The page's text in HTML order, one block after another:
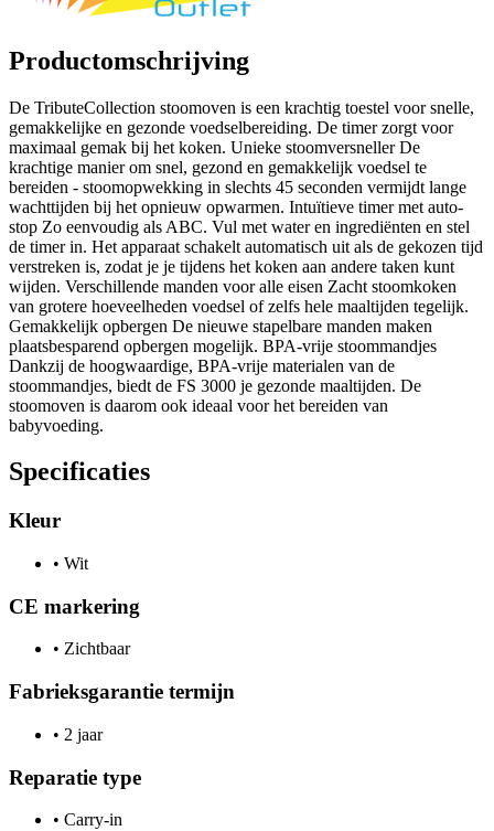
Productomschrijving
De TributeCollection stoomoven is een krachtig toestel voor snelle,
gemakkelijke en gezonde voedselbereiding. De timer zorgt voor
maximaal gemak bij het koken. Unieke stoomversneller De
krachtige manier om snel, gezond en gemakkelijk voedsel te
bereiden - stoomopwekking in slechts 45 seconden vermijdt lange
wachttijden bij het opnieuw opwarmen. Intuïtieve timer met auto-
stop Zo eenvoudig als ABC. Vul met water en ingrediënten en stel
de timer in. Het apparaat schakelt automatisch uit als de gekozen tijd
verstreken is, zodat je je tijdens het koken aan andere taken kunt
wijden. Verschillende manden voor alle eisen Zacht stoomkoken
van grotere hoeveelheden voedsel of zelfs hele maaltijden tegelijk.
Gemakkelijk opbergen De nieuwe stapelbare manden maken
plaatsbesparend opbergen mogelijk. BPA-vrije stoommandjes
Dankzij de hoogwaardige, BPA-vrije materialen van de
stoommandjes, biedt de FS 3000 je gezonde maaltijden. De
stoomoven is daarom ook ideaal voor het bereiden van
babyvoeding.
Specificaties
Kleur
• Wit
CE markering
• Zichtbaar
Fabrieksgarantie termijn
• 2 jaar
Reparatie type
• Carry-in